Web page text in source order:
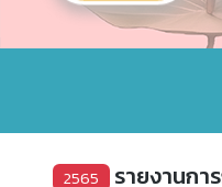
2565 รายงานกา